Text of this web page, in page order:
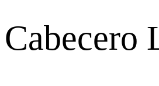
Cabecero